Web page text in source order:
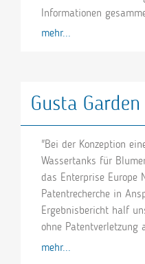
Informationen
mehr...
Gusta
"Bei der Konzeption
Wassertanks für
das Enterprise Europe
Patentrecherche in
Ergebnisbericht half
ohne Patentverletzung
mehr...